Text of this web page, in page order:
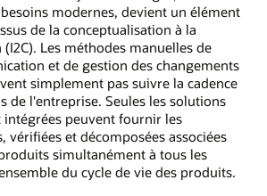
modernes, devient un élément
de la conceptualisation à la
Les méthodes manuelles de
et de gestion des changements
simplement pas suivre la cadence
de l'entreprise. Seules les solutions
peuvent fournir les
vérifiées et décomposées associées
simultanément à tous les
du cycle de vie des produits.